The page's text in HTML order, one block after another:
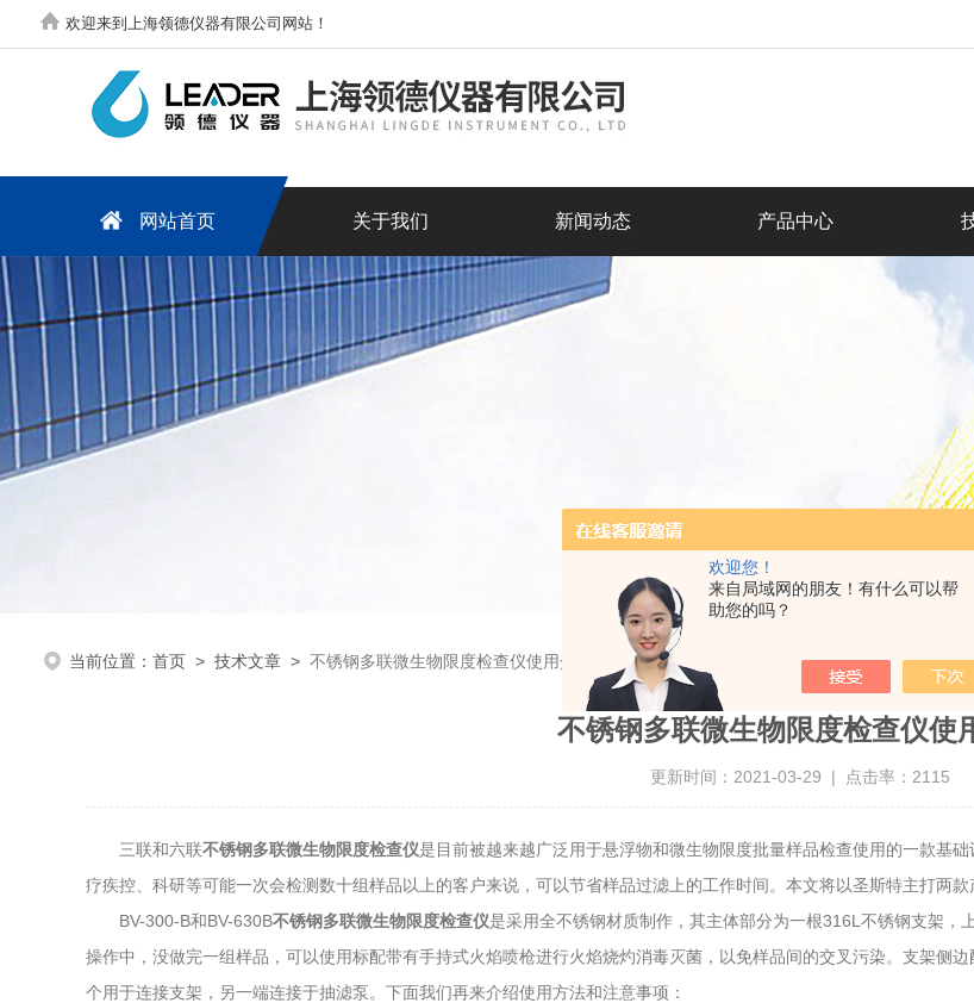
欢迎您！
来自局域网的朋友！有什么可以帮
助您的吗？
欢迎来到上海领德仪器有限公司网站！
网站首页 关于我们 新闻动态 产品中心
当前位置： 首页> 技术文章> 不锈钢多联微生物限度检查仪使用介绍
不锈钢多联微生物限度检查仪使
更新时间：2021-03-29 | 点击率：2115
三联和六联不锈钢多联微生物限度检查仪是目前被越来越广泛用于悬浮物和微生物限度批量样品检查使用的一款基
疗疾控、科研等可能一次会检测数十组样品以上的客户来说，可以节省样品过滤上的工作时间。本文将以圣斯特主打两款
BV-300-B和BV-630B不锈钢多联微生物限度检查仪是采用全不锈钢材质制作，其主体部分为一根316L不锈钢支架
操作中，没做完一组样品，可以使用标配带有手持式火焰喷枪进行火焰烧灼消毒灭菌，以免样品间的交叉污染。支架侧
个用于连接支架，另一端连接于抽滤泵。下面我们再来介绍使用方法和注意事项：